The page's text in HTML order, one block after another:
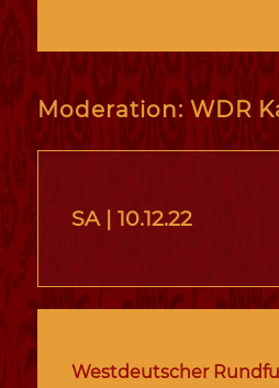
Moderation: WDR
SA | 10.12.22
Westdeutscher